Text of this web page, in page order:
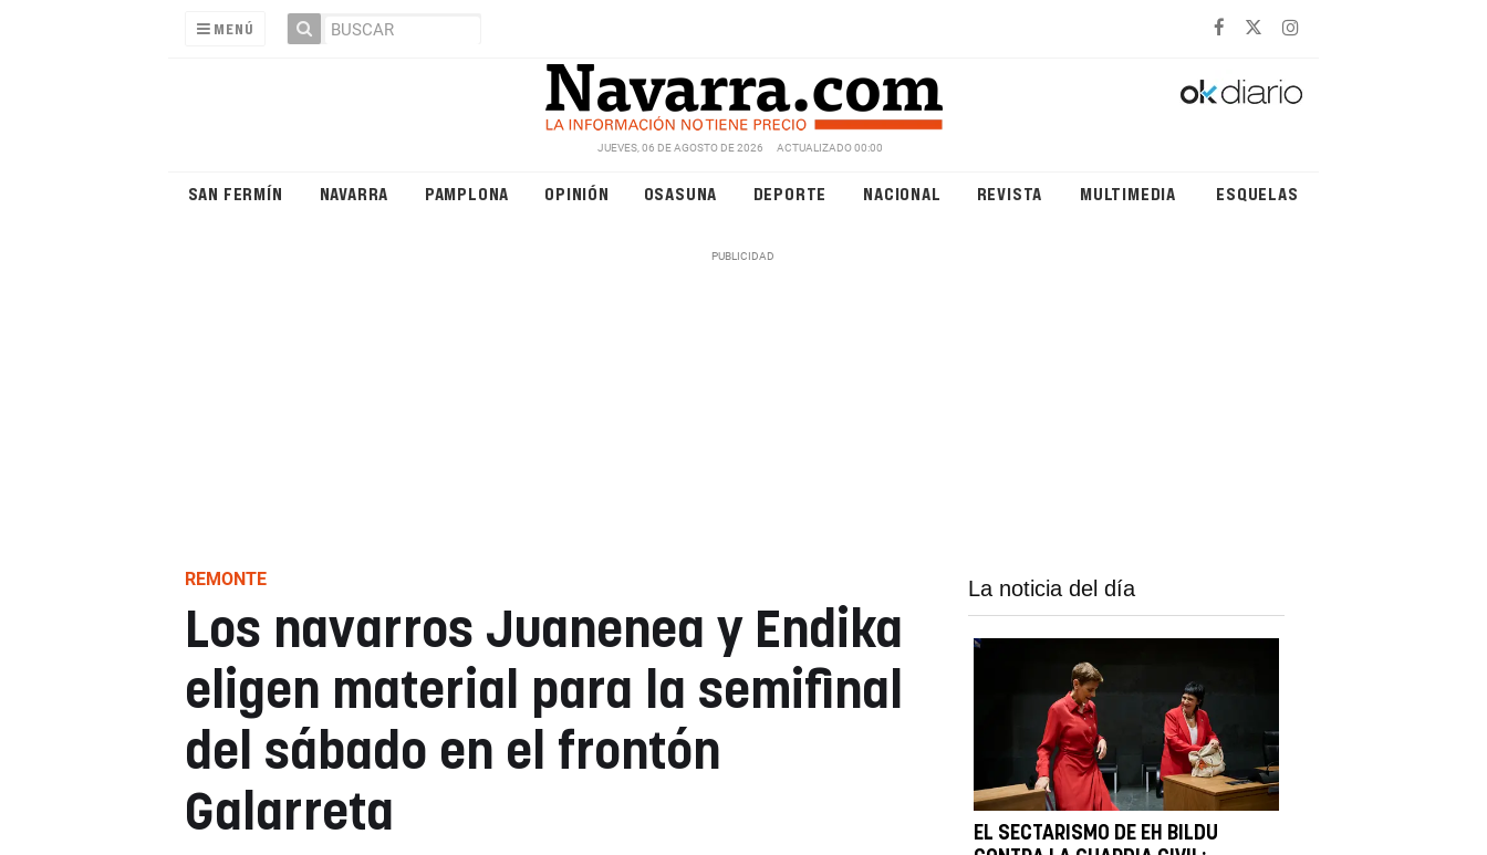
MENÚ
JUEVES, 06 DE AGOSTO DE 2026 ACTUALIZADO 00:00
SAN FERMÍN NAVARRA PAMPLONA OPINIÓN OSASUNA DEPORTE NACIONAL REVISTA MULTIMEDIA ESQUELAS
REMONTE
Los navarros Juanenea y Endika
eligen material para la semifinal
del sábado en el frontón
Galarreta
La noticia del día
EL SECTARISMO DE EH BILDU